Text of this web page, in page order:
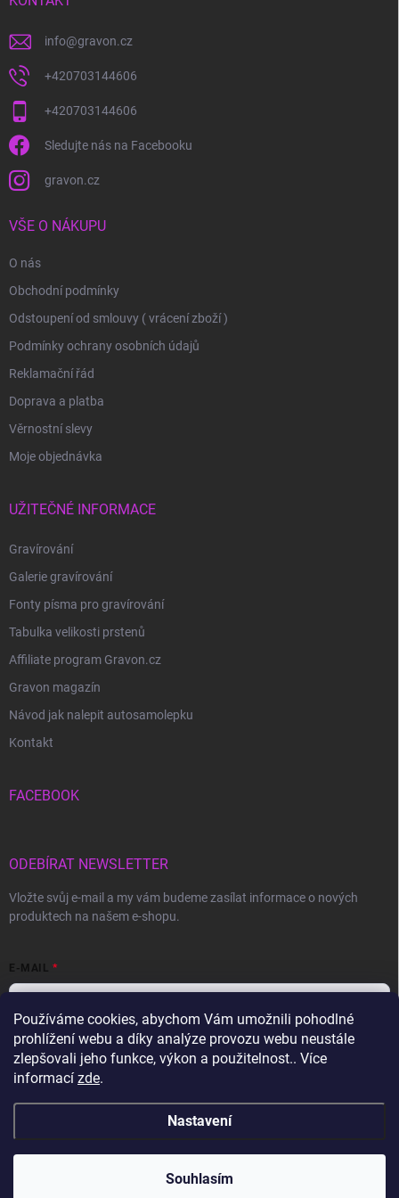
Používáme cookies, abychom Vám umožnili pohodlné
prohlížení webu a díky analýze provozu webu neustále
zlepšovali jeho funkce, výkon a použitelnost.. Více
informací zde.
Nastavení
Souhlasím
info@gravon.cz
+420703144606
+420703144606
Sledujte nás na Facebooku
gravon.cz
VŠE O NÁKUPU
O nás
Obchodní podmínky
Odstoupení od smlouvy ( vrácení zboží )
Podmínky ochrany osobních údajů
Reklamační řád
Doprava a platba
Věrnostní slevy
Moje objednávka
UŽITEČNÉ INFORMACE
Gravírování
Galerie gravírování
Fonty písma pro gravírování
Tabulka velikosti prstenů
Affiliate program Gravon.cz
Gravon magazín
Návod jak nalepit autosamolepku
Kontakt
FACEBOOK
ODEBÍRAT NEWSLETTER
Vložte svůj e-mail a my vám budeme zasílat informace o nových
produktech na našem e-shopu.
E-MAIL
Vložením e-mailu souhlasíte spodmínkami ochrany osobních údajů
Přihlásit se
Gravon.cz . Všechna práva vyhrazena.